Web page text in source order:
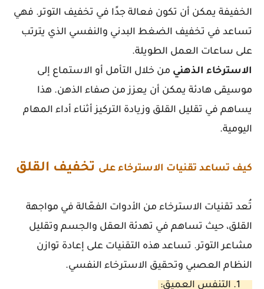
الخفيفة يمكن أن تكون فعالة جدًا في تخفيف التوتر. فهي
تساعد في تخفيف الضغط البدني والنفسي الذي يترتب
على ساعات العمل الطويلة.
الاسترخاء الذهني من خلال التأمل أو الاستماع إلى
موسيقى هادئة يمكن أن يعزز من صفاء الذهن. هذا
يساهم في تقليل القلق وزيادة التركيز أثناء أداء المهام
اليومية.
كيف تساعد تقنيات الاسترخاء على تخفيف القلق
تُعد تقنيات الاسترخاء من الأدوات الفعّالة في مواجهة
القلق، حيث تساهم في تهدئة العقل والجسم وتقليل
مشاعر التوتر. تساعد هذه التقنيات على إعادة توازن
النظام العصبي وتحقيق الاسترخاء النفسي.